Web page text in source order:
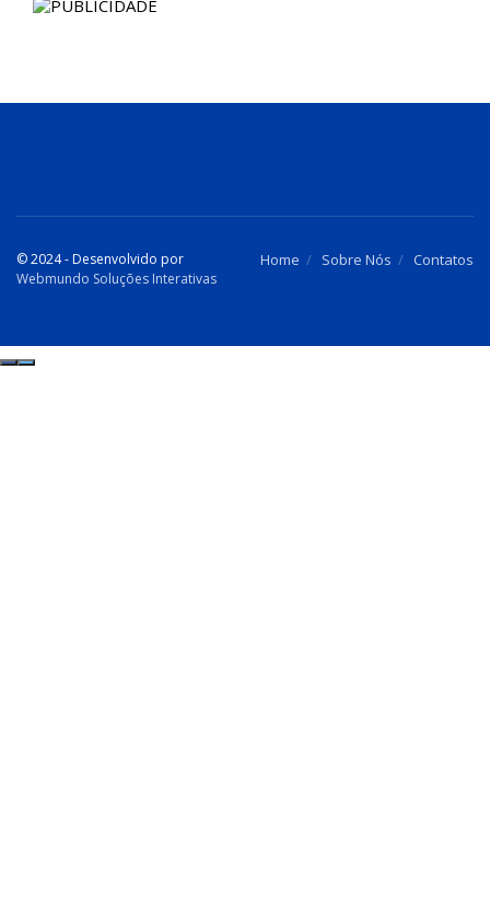
Home Sobre Nós Contatos
© 2024 - Desenvolvido por
Webmundo Soluções Interativas